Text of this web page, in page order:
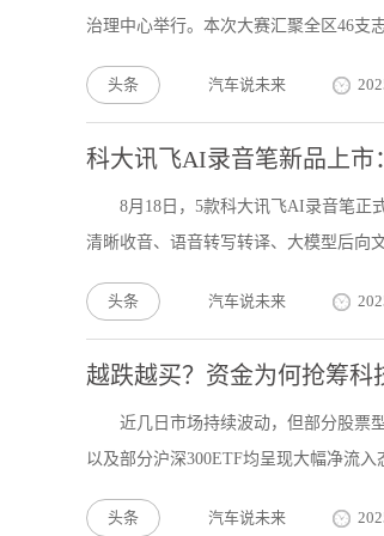
治理中心举行。本次大赛汇聚全区46支
头条 汽车说未来
科大讯飞AI录音笔新品上市
8月18日，5款科大讯飞AI录音笔正
清晰收音、语音转写转译、大模型后向
头条 汽车说未来
越跌越买？资金为何抢筹科
近几日市场持续波动，但部分股票
以及部分沪深300ETF均呈现大幅净流入
头条 汽车说未来